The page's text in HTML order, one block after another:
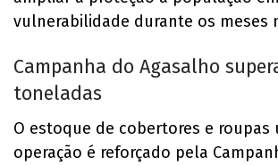
vulnerabilidade durante os meses
Campanha do Agasalho
toneladas
O estoque de cobertores e roupas
operação é reforçado pela